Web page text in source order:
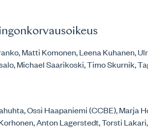
Matti Komonen, Leena Kuhanen,
Michael Saarikoski, Timo Skurnik,
Ossi Haapaniemi (CCBE), Marja
Anton Lagerstedt, Torsti